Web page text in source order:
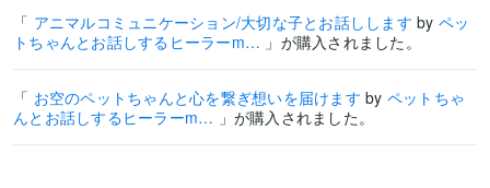
「 アニマルコミュニケーション/大切な子とお話しします by ペッ
トちゃんとお話しするヒーラーm… 」が購入されました。
「 お空のペットちゃんと心を繋ぎ想いを届けます by ペットちゃ
んとお話しするヒーラーm… 」が購入されました。